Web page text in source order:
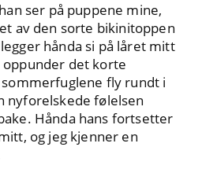
ser på puppene mine,
av den sorte bikinitoppen
hånda si på låret mitt
det korte
fly rundt i
nyforelskede følelsen
Hånda hans fortsetter
og jeg kjenner en